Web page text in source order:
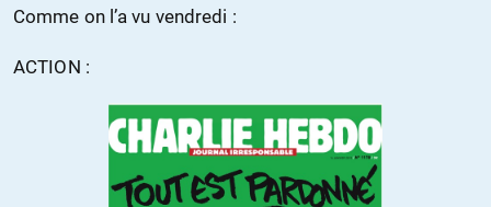
Comme on l’a vu vendredi :
ACTION :